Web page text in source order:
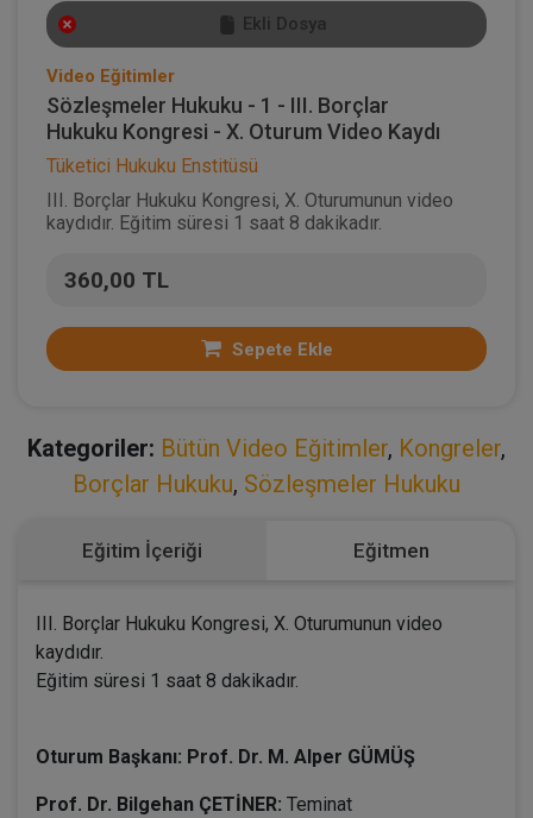
Ekli Dosya
Video Eğitimler
Sözleşmeler Hukuku - 1 - III. Borçlar
Hukuku Kongresi - X. Oturum Video Kaydı
Tüketici Hukuku Enstitüsü
III. Borçlar Hukuku Kongresi, X. Oturumunun video
kaydıdır. Eğitim süresi 1 saat 8 dakikadır.
360,00 TL
Sepete Ekle
Kategoriler: Bütün Video Eğitimler, Kongreler,
Borçlar Hukuku, Sözleşmeler Hukuku
Eğitim İçeriği Eğitmen
III. Borçlar Hukuku Kongresi, X. Oturumunun video
kaydıdır.
Eğitim süresi 1 saat 8 dakikadır.
Oturum Başkanı: Prof. Dr. M. Alper GÜMÜŞ
Prof. Dr. Bilgehan ÇETİNER: Teminat